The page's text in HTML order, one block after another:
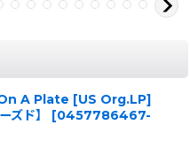
A Plate [US Org.LP]
ド】
[0457786467-